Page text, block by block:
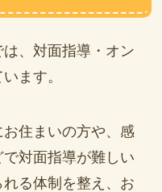
、対面指導・オン
ます。
住まいの方や、感
対面指導が難しい
る体制を整え、お